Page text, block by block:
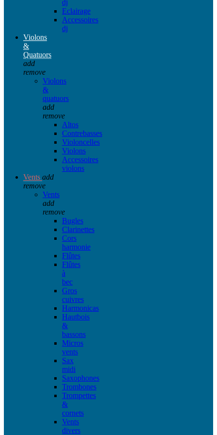
dj
Eclairage
Accessoires
dj
Violons
&
Quatuors
add
remove
Violons
&
quatuors
add
remove
Altos
Contrebasses
Violoncelles
Violons
Accessoires
violons
Vents add
remove
Vents
add
remove
Bugles
Clarinettes
Cors
harmonie
Flûtes
Flûtes
à
bec
Gros
cuivres
Harmonicas
Hautbois
&
bassons
Micros
vents
Sax
midi
Saxophones
Trombones
Trompettes
&
cornets
Vents
divers